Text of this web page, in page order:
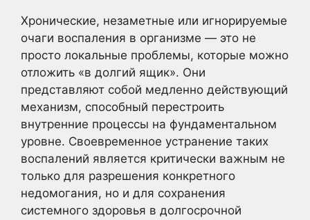
Хронические, незаметные или игнорируемые
очаги воспаления в организме — это не
просто локальные проблемы, которые можно
отложить «в долгий ящик». Они
представляют собой медленно действующий
механизм, способный перестроить
внутренние процессы на фундаментальном
уровне. Своевременное устранение таких
воспалений является критически важным не
только для разрешения конкретного
недомогания, но и для сохранения
системного здоровья в долгосрочной